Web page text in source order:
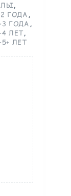
,
ГОДА ,
ГОДА ,
ЛЕТ,
ЛЕТ